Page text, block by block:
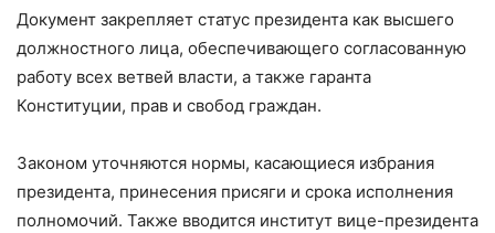
Документ закрепляет статус президента как высшего
должностного лица, обеспечивающего согласованную
работу всех ветвей власти, а также гаранта
Конституции, прав и свобод граждан.
Законом уточняются нормы, касающиеся избрания
президента, принесения присяги и срока исполнения
полномочий. Также вводится институт вице-президента